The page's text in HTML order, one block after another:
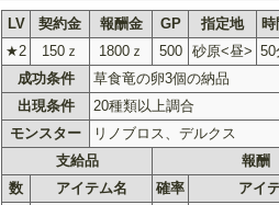
LV 契約金 報酬金 GP 指定地
時
★2
150ｚ 1800ｚ 500 砂原<昼> 50
成功条件
草食竜の卵3個の納品
出現条件
20種類以上調合
モンスター
リノブロス、デルクス
支給品
報酬
数
アイテム名 確率 アイ